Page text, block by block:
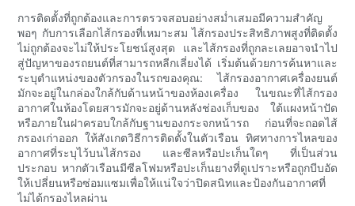
การติดตั้งที่ถูกต้องและการตรวจสอบอย่างสม่ำเสมอมีความสำคัญ
พอๆ กับการเลือกไส้กรองที่เหมาะสม ไส้กรองประสิทธิภาพสูงที่ติดตั้ง
ไม่ถูกต้องจะไม่ให้ประโยชน์สูงสุด และไส้กรองที่ถูกละเลยอาจนำไป
สู่ปัญหาของรถยนต์ที่สามารถหลีกเลี่ยงได้ เริ่มต้นด้วยการค้นหาและ
ระบุตำแหน่งของตัวกรองในรถของคุณ: ไส้กรองอากาศเครื่องยนต์
มักจะอยู่ในกล่องใกล้กับด้านหน้าของห้องเครื่อง ในขณะที่ไส้กรอง
อากาศในห้องโดยสารมักจะอยู่ด้านหลังช่องเก็บของ ใต้แผงหน้าปัด
หรือภายในฝาครอบใกล้กับฐานของกระจกหน้ารถ ก่อนที่จะถอดไส้
กรองเก่าออก ให้สังเกตวิธีการติดตั้งในตัวเรือน ทิศทางการไหลของ
อากาศที่ระบุไว้บนไส้กรอง และซีลหรือปะเก็นใดๆ ที่เป็นส่วน
ประกอบ หากตัวเรือนมีซีลโฟมหรือปะเก็นยางที่ดูเปราะหรือถูกบีบอัด
ให้เปลี่ยนหรือซ่อมแซมเพื่อให้แน่ใจว่าปิดสนิทและป้องกันอากาศที่
ไม่ได้กรองไหลผ่าน